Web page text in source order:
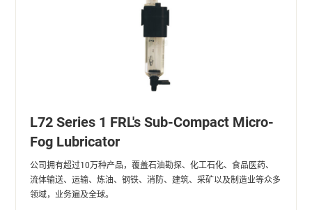
L72 Series 1 FRL's Sub-Compact Micro-
Fog Lubricator
公司拥有超过10万种产品，覆盖石油勘探、化工石化、食品医药、
流体输送、运输、炼油、钢铁、消防、建筑、采矿以及制造业等众多
领域，业务遍及全球。